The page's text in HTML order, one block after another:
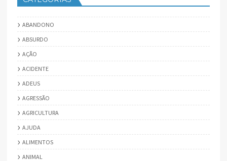
ABANDONO
ABSURDO
AÇÃO
ACIDENTE
ADEUS
AGRESSÃO
AGRICULTURA
AJUDA
ALIMENTOS
ANIMAL